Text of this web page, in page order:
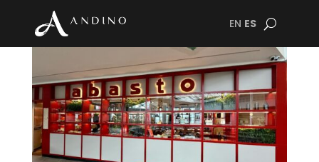
EN ES